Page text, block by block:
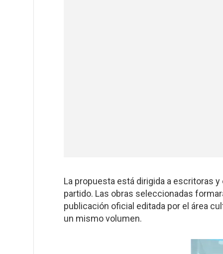
La propuesta está dirigida a escritoras
partido. Las obras seleccionadas
publicación oficial editada por el área
un mismo volumen.